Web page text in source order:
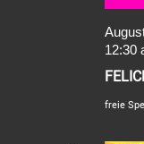
12:30
freie